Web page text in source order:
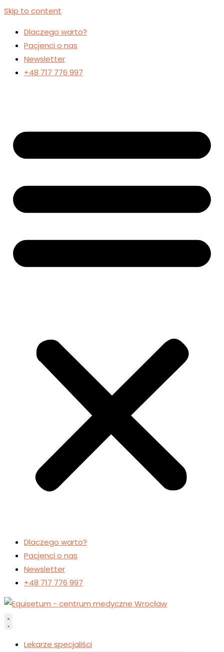
Skip to content
Dlaczego warto?
Pacjenci o nas
Newsletter
+48 717 776 997
Dlaczego warto?
Pacjenci o nas
Newsletter
+48 717 776 997
Lekarze specjaliści